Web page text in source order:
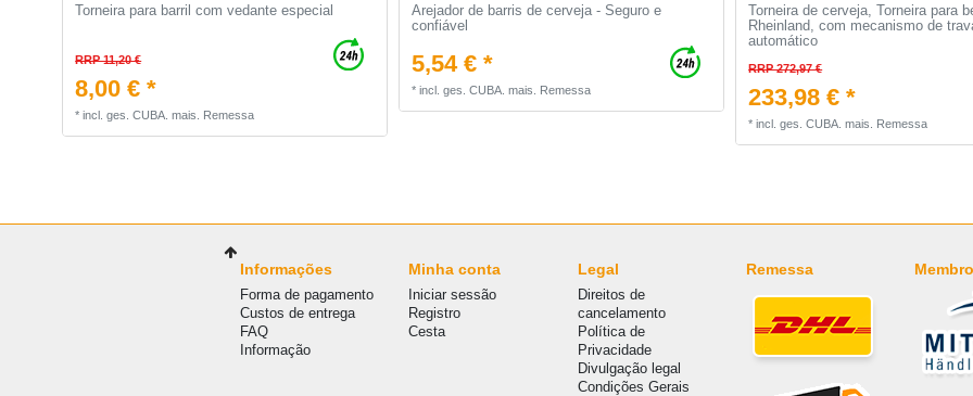
Torneira para barril com vedante especial
RRP 11,20 €
8,00 € *
*incl. ges. CUBA. mais. Remessa
Arejador de barris de cerveja - Seguro e
confiável
5,54 € *
*incl. ges. CUBA. mais. Remessa
Torneira de cerveja, Torneira para
Rheinland, com mecanismo de
automático
RRP 272,97 €
233,98 € *
*incl. ges. CUBA. mais. Remessa
Informações
Forma de pagamento
Custos de entrega
FAQ
Informação
Minha conta
Iniciar sessão
Registro
Cesta
Legal
Direitos de
cancelamento
Política de
Privacidade
Divulgação legal
Condições Gerais
Remessa